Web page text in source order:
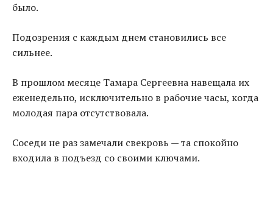
было.
Подозрения с каждым днем становились все
сильнее.
В прошлом месяце Тамара Сергеевна навещала их
еженедельно, исключительно в рабочие часы, когда
молодая пара отсутствовала.
Соседи не раз замечали свекровь — та спокойно
входила в подъезд со своими ключами.